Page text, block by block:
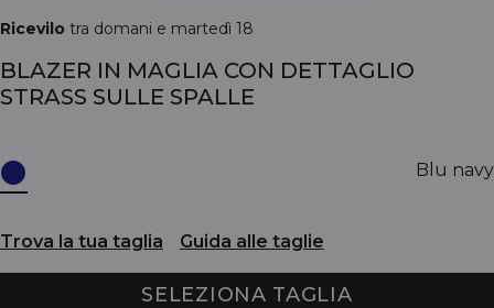
Ricevilo tra domani e martedì 18
BLAZER IN MAGLIA CON DETTAGLIO
STRASS SULLE SPALLE
Blu navy
Trova la tua taglia Guida alle taglie
SELEZIONA TAGLIA